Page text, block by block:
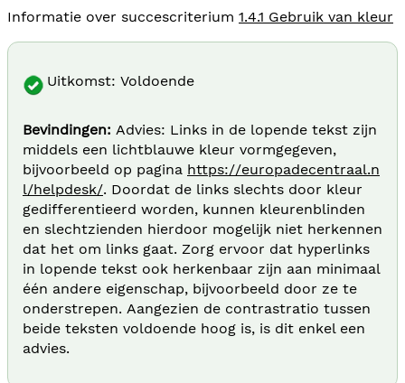
Informatie over succescriterium 1.4.1 Gebruik van kleur
Uitkomst: Voldoende
Bevindingen: Advies: Links in de lopende tekst zijn
middels een lichtblauwe kleur vormgegeven,
bijvoorbeeld op pagina https://europadecentraal.n
l/helpdesk/. Doordat de links slechts door kleur
gedifferentieerd worden, kunnen kleurenblinden
en slechtzienden hierdoor mogelijk niet herkennen
dat het om links gaat. Zorg ervoor dat hyperlinks
in lopende tekst ook herkenbaar zijn aan minimaal
één andere eigenschap, bijvoorbeeld door ze te
onderstrepen. Aangezien de contrastratio tussen
beide teksten voldoende hoog is, is dit enkel een
advies.